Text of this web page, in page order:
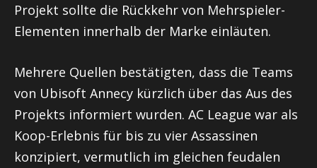
Projekt sollte die Rückkehr von Mehrspieler-
Elementen innerhalb der Marke einläuten.
Mehrere Quellen bestätigten, dass die Teams
von Ubisoft Annecy kürzlich über das Aus des
Projekts informiert wurden. AC League war als
Koop-Erlebnis für bis zu vier Assassinen
konzipiert, vermutlich im gleichen feudalen